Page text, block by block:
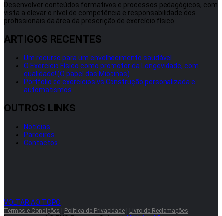
Desenvolver conteúdos formativos e processos pedagógicos, com
vista a elevar o nível de competência e responsabilidade dos
profissionais da área da prescrição de exercício físico.
ARTIGOS RECENTES
Um recurso para um envelhecimento saudável
O Exercício Físico como promotor da Longevidade, com
qualidade! (O papel das Miocinas)
Portfolio de exercícios vs Construção personalizada e
automatismos.
OUTROS LINKS
Notícias
Parceiros
Contactos
VOLTAR AO TOPO
Termos e Condições | Política de Privacidade | Livro de Reclamações